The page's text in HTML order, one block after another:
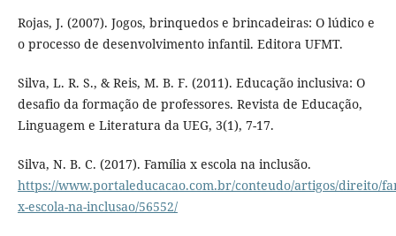
Rojas, J. (2007). Jogos, brinquedos e brincadeiras: O lúdico e
o processo de desenvolvimento infantil. Editora UFMT.
Silva, L. R. S., & Reis, M. B. F. (2011). Educação inclusiva: O
desafio da formação de professores. Revista de Educação,
Linguagem e Literatura da UEG, 3(1), 7-17.
Silva, N. B. C. (2017). Família x escola na inclusão.
https://www.portaleducacao.com.br/conteudo/artigos/direito/
x-escola-na-inclusao/56552/